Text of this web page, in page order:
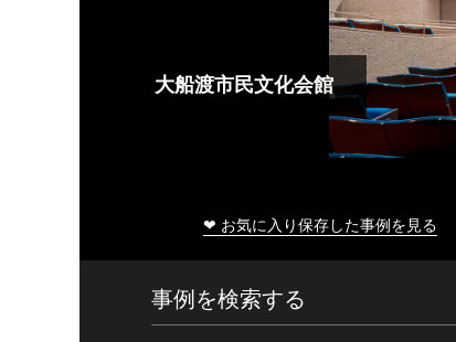
大船渡市民文化会館
❤ お気に入り保存した事例を見る
事例を検索する